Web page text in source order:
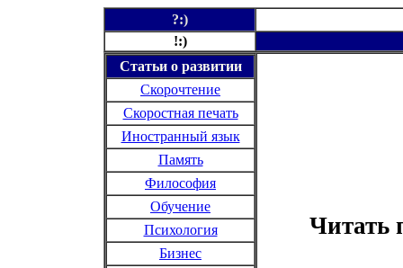
?:)
!:)
Статьи о развитии
Скорочтение
Скоростная печать
Иностранный язык
Память
Философия
Обучение
Психология
Бизнес
Читать